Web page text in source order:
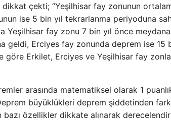
çekti; “Yeşilhisar fay zonunun
ise 5 bin yıl tekrarlanma periyoduna
fay zonu 7 bin yıl önce
geldi, Erciyes fay zonunda deprem ise 15
göre Erkilet, Erciyes ve Yeşilhisar fay
arasında matematiksel olarak 1
büyüklükleri deprem şiddetinden
özellikler dikkate alınarak